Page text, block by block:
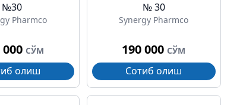
№30
Pharmco
000 СЎМ
олиш
№ 30
Synergy Pharmco
190 000 СЎМ
Сотиб олиш